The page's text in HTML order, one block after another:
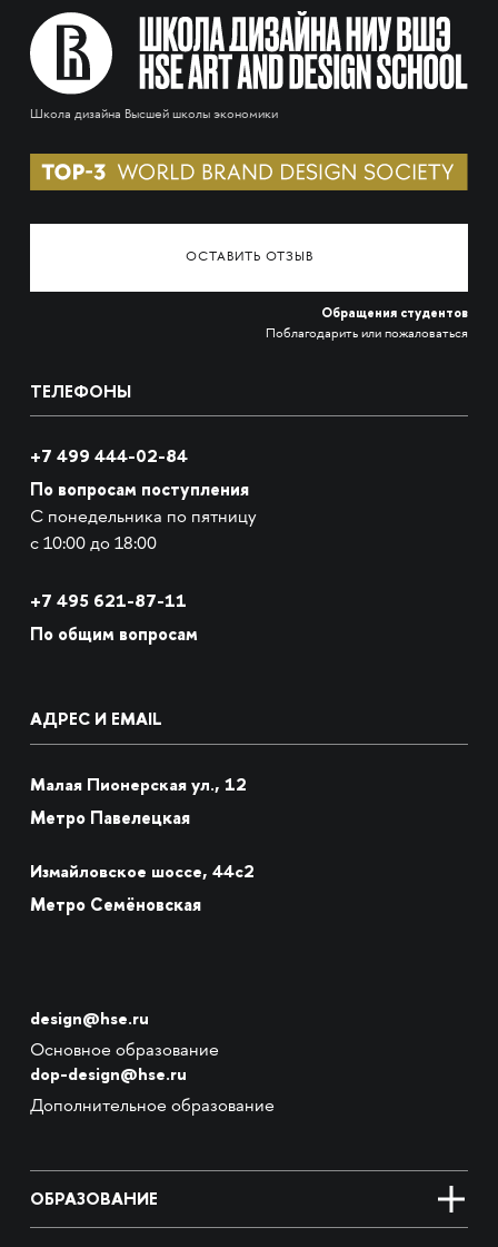
Школа дизайна Высшей школы экономики
ОСТАВИТЬ ОТЗЫВ
Обращения студентов
Поблагодарить или пожаловаться
ТЕЛЕФОНЫ
+7 499 444-02-84
По вопросам поступления
С понедельника по пятницу
с 10:00 до 18:00
+7 495 621-87-11
По общим вопросам
АДРЕС И EMAIL
Малая Пионерская ул., 12
Метро Павелецкая
Измайловское шоссе, 44с2
Метро Семёновская
design@hse.ru
Основное образование
dop-design@hse.ru
Дополнительное образование
ОБРАЗОВАНИЕ